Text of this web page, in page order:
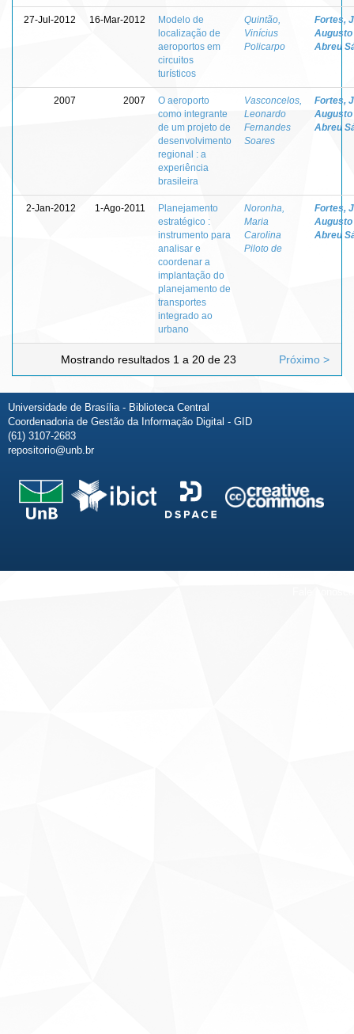
27-Jul-2012 16-Mar-2012
Modelo de
localização de
aeroportos em
circuitos
turísticos
Quintão,
Vinícius
Policarpo
Fortes,
Augusto
Abreu
2007 2007
O aeroporto
como integrante
de um projeto de
desenvolvimento
regional : a
experiência
brasileira
Vasconcelos,
Leonardo
Fernandes
Soares
Fortes,
Augusto
Abreu
2-Jan-2012 1-Ago-2011
Planejamento
estratégico :
instrumento para
analisar e
coordenar a
implantação do
planejamento de
transportes
integrado ao
urbano
Noronha,
Maria
Carolina
Piloto de
Fortes,
Augusto
Abreu
Mostrando resultados 1 a 20 de 23 Próximo >
Universidade de Brasília - Biblioteca Central
Coordenadoria de Gestão da Informação Digital - GID
(61) 3107-2683
repositorio@unb.br